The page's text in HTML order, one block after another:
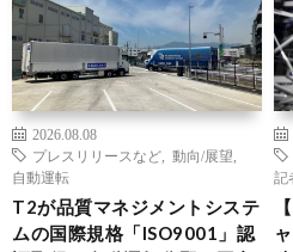
2026.08.08
プレスリリースなど
動向/展望
自動運転
T2が品質マネジメントシステ
ムの国際規格「ISO9001」認
記